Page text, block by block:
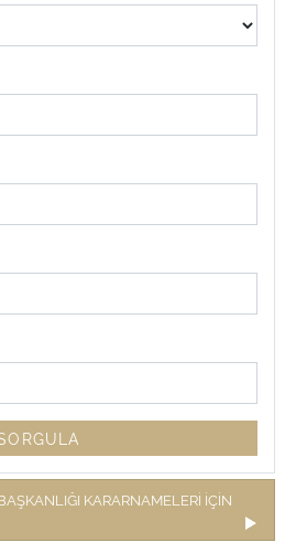
KARARNAMELERİ İÇİN